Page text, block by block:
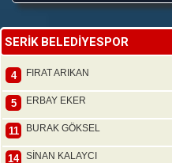
SERİK BELEDİYESPOR
4 FIRAT ARIKAN
5 ERBAY EKER
11 BURAK GÖKSEL
14 SİNAN KALAYCI